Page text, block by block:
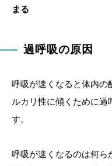
まる
過呼吸の原因
呼吸が速くなると体内の
ルカリ性に傾くために過
す。
呼吸が速くなるのは何ら